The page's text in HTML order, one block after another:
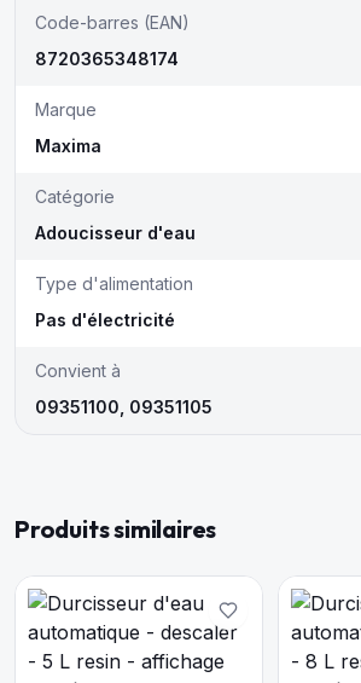
Code-barres (EAN)
8720365348174
Marque
Maxima
Catégorie
Adoucisseur d'eau
Type d'alimentation
Pas d'électricité
Convient à
09351100, 09351105
Produits similaires